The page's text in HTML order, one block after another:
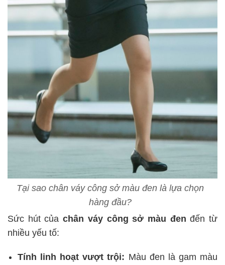
Tại sao chân váy công sở màu đen là lựa chọn
hàng đầu?
Sức hút củachân váy công sở màu đen đến từ
nhiều yếu tố:
Tính linh hoạt vượt trội: Màu đen là gam màu